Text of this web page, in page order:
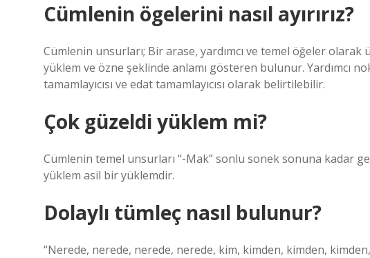
Cümlenin ögelerini nasıl ayırırız?
Cümlenin unsurları; Bir arase, yardımcı ve temel öğeler
yüklem ve özne şeklinde anlamı gösteren bulunur. Yardımcı
tamamlayıcısı ve edat tamamlayıcısı olarak belirtilebilir.
Çok güzeldi yüklem mi?
Cümlenin temel unsurları “-Mak” sonlu sonek sonuna kadar
yüklem asil bir yüklemdir.
Dolaylı tümleç nasıl bulunur?
“Nerede, nerede, nerede, nerede, kim, kimden, kimden,